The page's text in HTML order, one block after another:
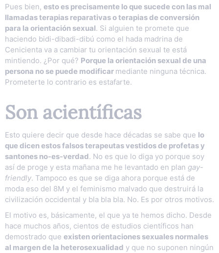
Pues bien, esto es precisamente lo que sucede con las mal
llamadas terapias reparativas o terapias de conversión
para la orientación sexual. Si alguien te promete que
haciendo bidi-dibadi-dibú como el hada madrina de
Cenicienta va a cambiar tu orientación sexual te está
mintiendo. ¿Por qué? Porque la orientación sexual de una
persona no se puede modificar mediante ninguna técnica.
Prometerte lo contrario es estafarte.
Son acientíficas
Esto quiere decir que desde hace décadas se sabe que lo
que dicen estos falsos terapeutas vestidos de profetas y
santones no-es-verdad. No es que lo diga yo porque soy
así de proge y esta mañana me he levantado en plan gay-
friendly. Tampoco es que se diga ahora porque está de
moda eso del 8M y el feminismo malvado que destruirá la
civilización occidental y bla bla bla. No. Es por otros motivos.
El motivo es, básicamente, el que ya te hemos dicho. Desde
hace muchos años, cientos de estudios científicos han
demostrado que existen orientaciones sexuales normales
al margen de la heterosexualidad y que no suponen ningún